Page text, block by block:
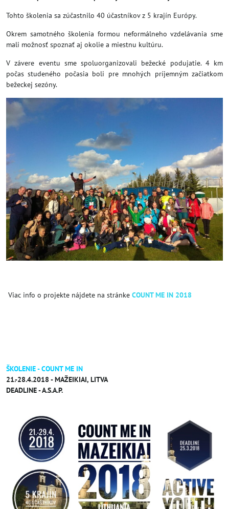
Tohto školenia sa zúčastnilo 40 účastníkov z 5 krajín Európy.
Okrem samotného školenia formou neformálneho vzdelávania sme
mali možnosť spoznať aj okolie a miestnu kultúru.
V závere eventu sme spoluorganizovali bežecké podujatie. 4 km
počas studeného počasia boli pre mnohých príjemným začiatkom
bežeckej sezóny.
Viac info o projekte nájdete na stránke COUNT ME IN 2018
ŠKOLENIE - COUNT ME IN
21.-28.4.2018 - MAŽEIKIAI, LITVA
DEADLINE - A.S.A.P.